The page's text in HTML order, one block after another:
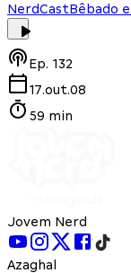
NerdCastBêbado
Ep. 132
17.out.08
59 min
Jovem Nerd
Azaghal